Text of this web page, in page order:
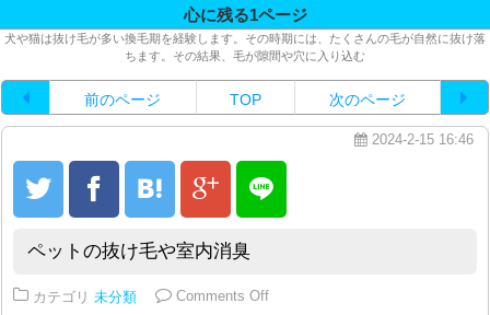
心に残る1ページ
犬や猫は抜け毛が多い換毛期を経験します。その時期には、たくさんの毛が自然に抜け落
ちます。その結果、毛が隙間や穴に入り込む
前のページ TOP 次のページ
2024-2-15 16:46
ペットの抜け毛や室内消臭
カテゴリ 未分類 Comments Offon ペットの抜け毛や室内消臭